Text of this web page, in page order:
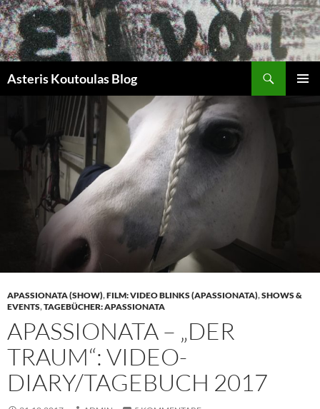
Zum
Inhalt
springen
Asteris Koutoulas Blog
APASSIONATA (SHOW),FILM: VIDEO BLINKS (APASSIONATA),SHOWS &
EVENTS,TAGEBÜCHER: APASSIONATA
APASSIONATA – „DER
TRAUM“: VIDEO-
DIARY/TAGEBUCH 2017